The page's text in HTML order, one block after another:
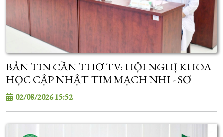
BẢN TIN CẦN THƠ TV: HỘI NGHỊ KHOA
HỌC CẬP NHẬT TIM MẠCH NHI - SƠ
SINH
02/08/2026 15:52